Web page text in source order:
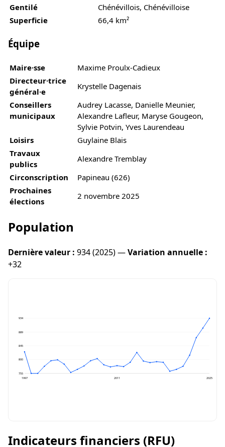
Gentilé
Chénévillois, Chénévilloise
Superficie
66,4 km²
Équipe
Maire·sse
Maxime Proulx-Cadieux
Directeur·trice
général·e
Krystelle Dagenais
Conseillers
municipaux
Audrey Lacasse, Danielle Meunier,
Alexandre Lafleur, Maryse Gougeon,
Sylvie Potvin, Yves Laurendeau
Loisirs
Guylaine Blais
Travaux
publics
Alexandre Tremblay
Circonscription
Papineau (626)
Prochaines
élections
2 novembre 2025
Population
Dernière valeur : 934 (2025) —Variation annuelle :
+32
934
889
845
800
755
1997
2011 2025
Indicateurs financiers (RFU)